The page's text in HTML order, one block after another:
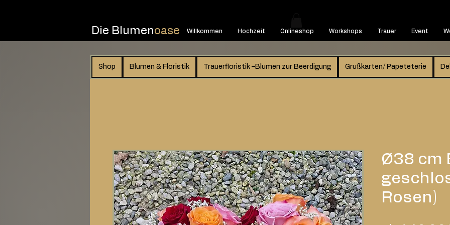
Die Blumenoase Willkommen Hochzeit Onlineshop Workshops Trauer Event
Shop Blumen & Floristik Trauerfloristik –Blumen zur Beerdigung Grußkarten/ Papeteterie
Ø38 cm
Rosen)